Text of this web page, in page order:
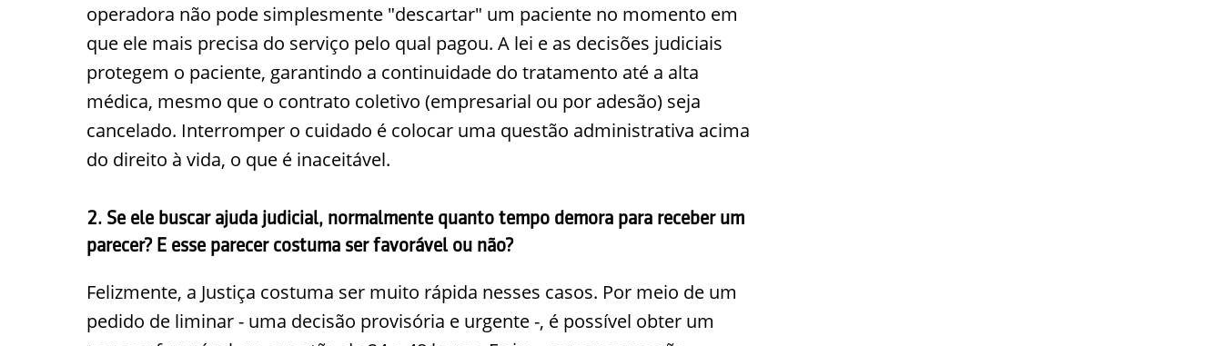
operadora não pode simplesmente "descartar" um paciente no momento em
que ele mais precisa do serviço pelo qual pagou. A lei e as decisões judiciais
protegem o paciente, garantindo a continuidade do tratamento até a alta
médica, mesmo que o contrato coletivo (empresarial ou por adesão) seja
cancelado. Interromper o cuidado é colocar uma questão administrativa acima
do direito à vida, o que é inaceitável.
2. Se ele buscar ajuda judicial, normalmente quanto tempo demora para receber um
parecer? E esse parecer costuma ser favorável ou não?
Felizmente, a Justiça costuma ser muito rápida nesses casos. Por meio de um
pedido de liminar - uma decisão provisória e urgente -, é possível obter um